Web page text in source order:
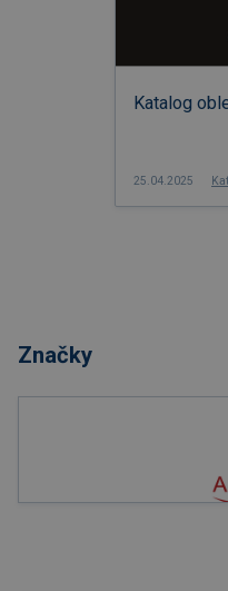
Katalog
25.04.2025
Značky